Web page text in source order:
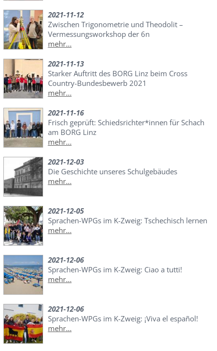
2021-11-12
Zwischen Trigonometrie und Theodolit –
Vermessungsworkshop der 6n
mehr...
2021-11-13
Starker Auftritt des BORG Linz beim Cross
Country-Bundesbewerb 2021
mehr...
2021-11-16
Frisch geprüft: Schiedsrichter*innen für Schach
am BORG Linz
mehr...
2021-12-03
Die Geschichte unseres Schulgebäudes
mehr...
2021-12-05
Sprachen-WPGs im K-Zweig: Tschechisch lernen
mehr...
2021-12-06
Sprachen-WPGs im K-Zweig: Ciao a tutti!
mehr...
2021-12-06
Sprachen-WPGs im K-Zweig: ¡Viva el español!
mehr...